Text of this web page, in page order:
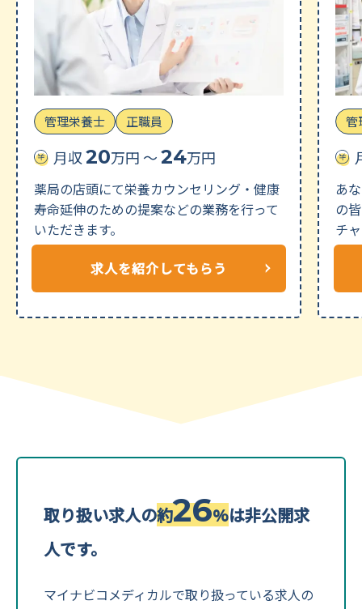
管理栄養士 正職員
月収20万円 〜24万円
薬局の店頭にて栄養カウンセリング・健康
寿命延伸のための提案などの業務を行って
いただきます。
求人を紹介してもらう
管
あ
の
チ
取り扱い求人の約19%は非公開求
人です。
マイナビコメディカルで取り扱っている求人の